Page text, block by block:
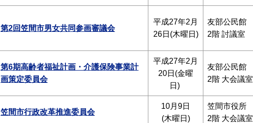
第2回笠間市男女共同参画審議会
平成27年2月
26日(木曜日)
友部公民館
2階 討議室
第6期高齢者福祉計画・介護保険事業計
画策定委員会
平成27年2月
20日(金曜
日)
友部公民館
2階 大会議室
笠間市行政改革推進委員会
10月9日
(木曜日)
笠間市役所
2階 大会議室